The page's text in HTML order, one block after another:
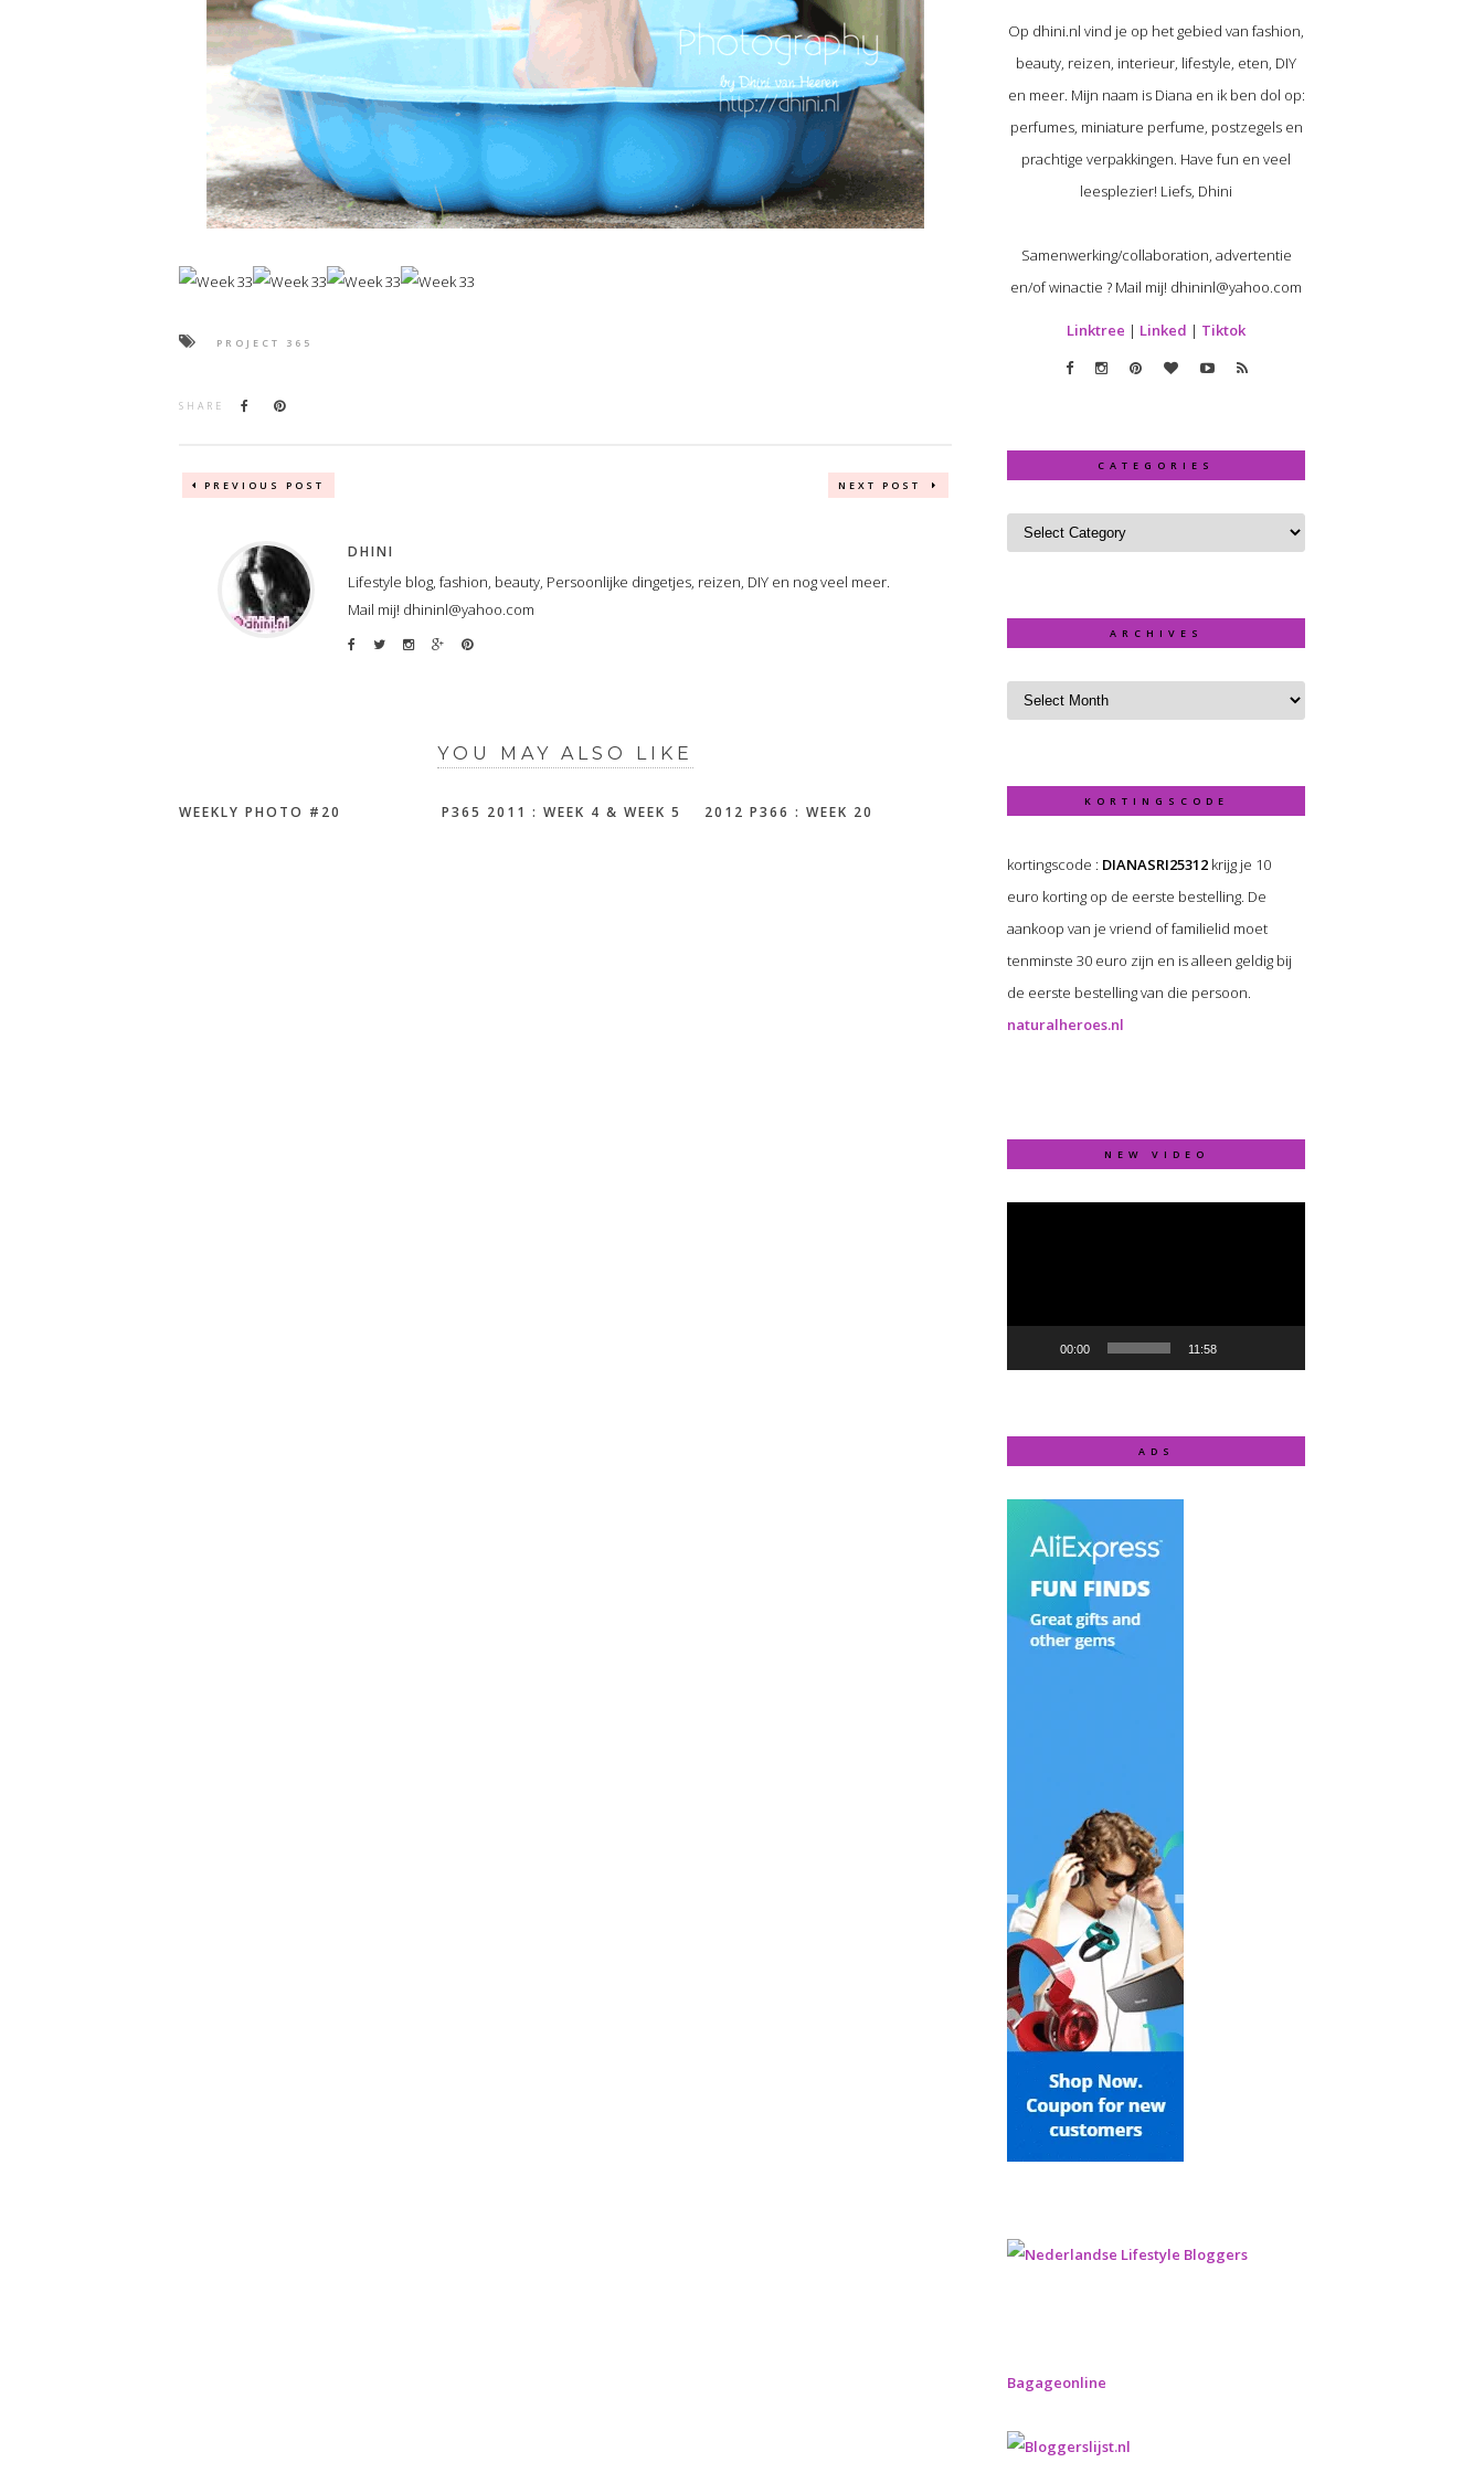
PROJECT 365
SHARE
PREVIOUS POST NEXT POST
DHINI
Lifestyle blog, fashion, beauty, Persoonlijke dingetjes, reizen, DIY en nog veel meer.
Mail mij! dhininl@yahoo.com
YOU MAY ALSO LIKE
WEEKLY PHOTO #20 P365 2011 : WEEK 4 & WEEK 5 2012 P366 : WEEK 20
Op dhini.nl vind je op het gebied van fashion,
beauty, reizen, interieur, lifestyle, eten, DIY
en meer. Mijn naam is Diana en ik ben dol op:
perfumes, miniature perfume, postzegels en
prachtige verpakkingen. Have fun en veel
leesplezier! Liefs, Dhini
Samenwerking/collaboration, advertentie
en/of winactie ? Mail mij! dhininl@yahoo.com
Linktree | Linked | Tiktok
CATEGORIES
ARCHIVES
KORTINGSCODE
kortingscode : DIANASRI25312 krijg je 10
euro korting op de eerste bestelling. De
aankoop van je vriend of familielid moet
tenminste 30 euro zijn en is alleen geldig bij
de eerste bestelling van die persoon.
naturalheroes.nl
NEW VIDEO
Video
00:00 11:58
ADS
Bagageonline